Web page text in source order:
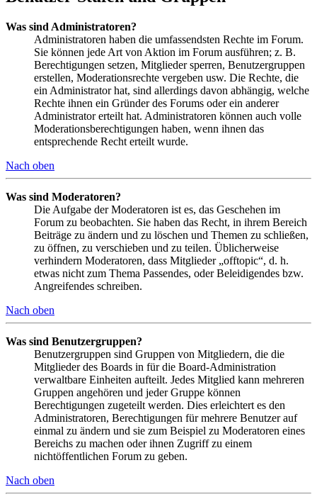
Was sind Administratoren?
Administratoren haben die umfassendsten Rechte im Forum.
Sie können jede Art von Aktion im Forum ausführen; z. B.
Berechtigungen setzen, Mitglieder sperren, Benutzergruppen
erstellen, Moderationsrechte vergeben usw. Die Rechte, die
ein Administrator hat, sind allerdings davon abhängig, welche
Rechte ihnen ein Gründer des Forums oder ein anderer
Administrator erteilt hat. Administratoren können auch volle
Moderationsberechtigungen haben, wenn ihnen das
entsprechende Recht erteilt wurde.
Nach oben
Was sind Moderatoren?
Die Aufgabe der Moderatoren ist es, das Geschehen im
Forum zu beobachten. Sie haben das Recht, in ihrem Bereich
Beiträge zu ändern und zu löschen und Themen zu schließen,
zu öffnen, zu verschieben und zu teilen. Üblicherweise
verhindern Moderatoren, dass Mitglieder „offtopic“, d. h.
etwas nicht zum Thema Passendes, oder Beleidigendes bzw.
Angreifendes schreiben.
Nach oben
Was sind Benutzergruppen?
Benutzergruppen sind Gruppen von Mitgliedern, die die
Mitglieder des Boards in für die Board-Administration
verwaltbare Einheiten aufteilt. Jedes Mitglied kann mehreren
Gruppen angehören und jeder Gruppe können
Berechtigungen zugeteilt werden. Dies erleichtert es den
Administratoren, Berechtigungen für mehrere Benutzer auf
einmal zu ändern und sie zum Beispiel zu Moderatoren eines
Bereichs zu machen oder ihnen Zugriff zu einem
nichtöffentlichen Forum zu geben.
Nach oben